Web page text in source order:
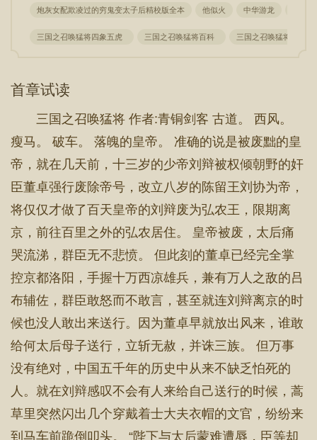
炮灰女配欺凌过的穷鬼变太子后精校版全本 他似火 中华游龙
三国之召唤猛将四象五虎 三国之召唤猛将百科 三国之召唤猛将免费
首章试读
三国之召唤猛将 作者:青铜剑客 古道。 西风。
瘦马。 破车。 落魄的皇帝。 准确的说是被废黜的皇
帝，就在几天前，十三岁的少帝刘辩被权倾朝野的奸
臣董卓强行废除帝号，改立八岁的陈留王刘协为帝，
将仅仅才做了百天皇帝的刘辩废为弘农王，限期离
京，前往百里之外的弘农居住。 皇帝被废，太后痛
哭流涕，群臣无不悲愤。 但此刻的董卓已经完全掌
控京都洛阳，手握十万西凉雄兵，兼有万人之敌的吕
布辅佐，群臣敢怒而不敢言，甚至就连刘辩离京的时
候也没人敢出来送行。因为董卓早就放出风来，谁敢
给何太后母子送行，立斩无赦，并诛三族。 但万事
没有绝对，中国五千年的历史中从来不缺乏怕死的
人。就在刘辩感叹不会有人来给自己送行的时候，蒿
草里突然闪出几个穿戴着士大夫衣帽的文官，纷纷来
到马车前跪倒叩头。 “陛下与太后蒙难遭辱，臣等却